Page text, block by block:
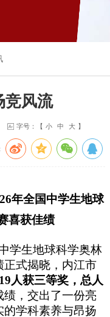
竞风流
字号：【 小 中 大 】
年全国中学生地球
喜获佳绩
学生地球科学奥林
正式揭晓，内江市
19人获三等奖，总人
绩，交出了一份亮
的学科素养与昂扬